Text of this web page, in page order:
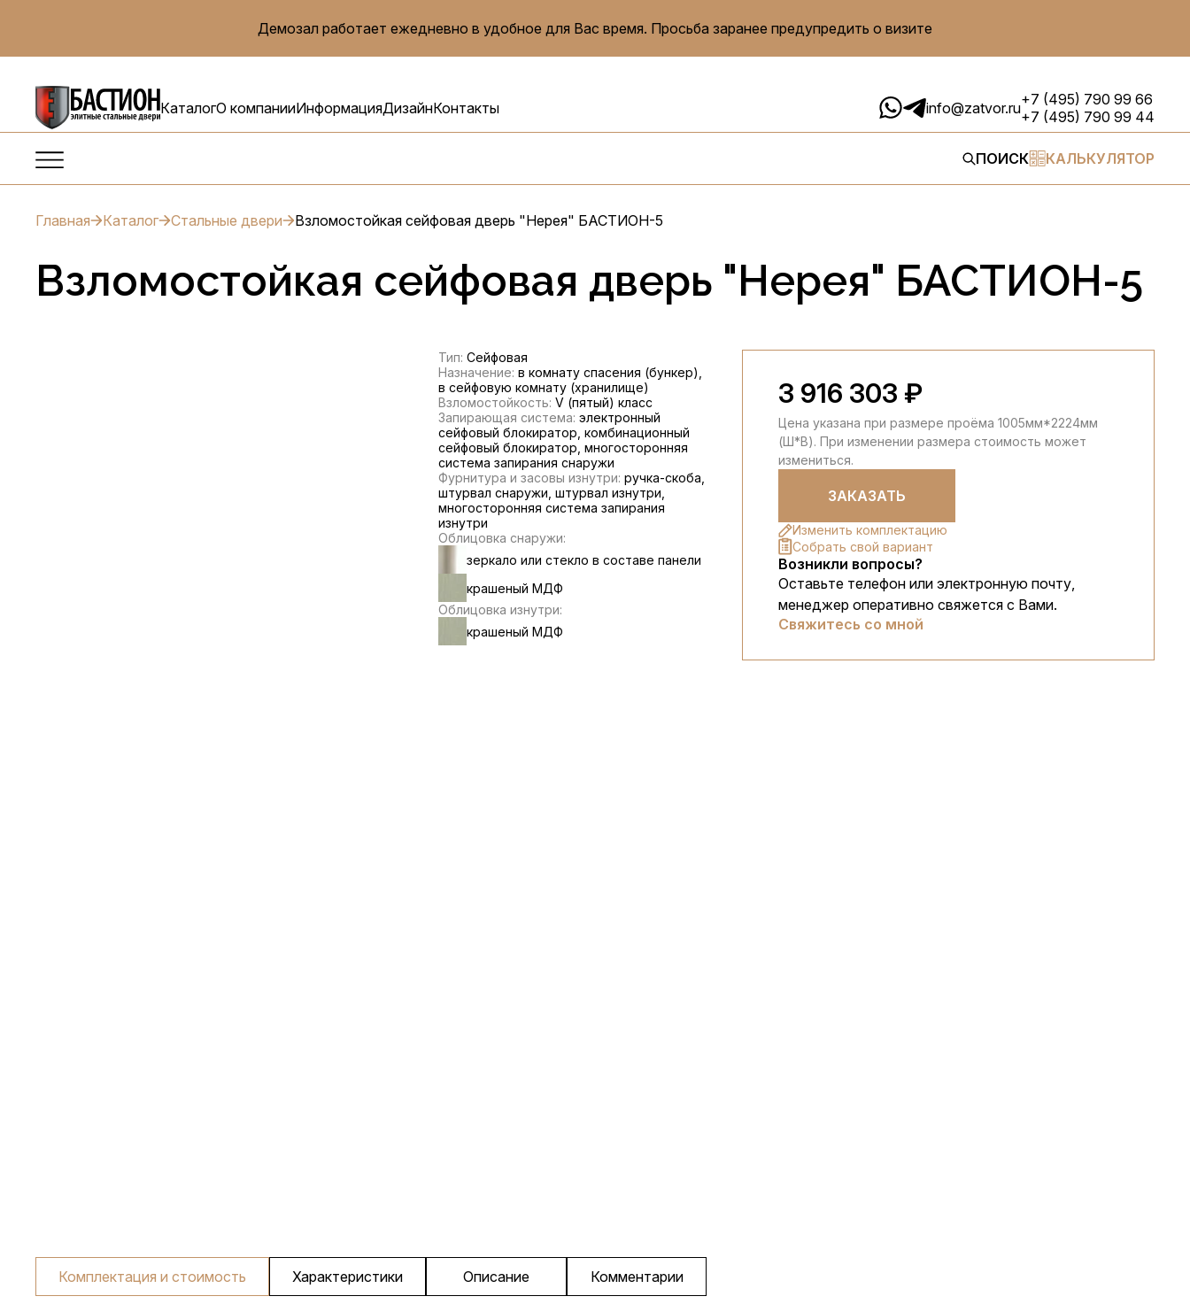
Демозал работает ежедневно в удобное для Вас время. Просьба заранее предупредить о визите
КаталогО компанииИнформацияДизайнКонтакты info@zatvor.ru+7 (495) 790 99 66
+7 (495) 790 99 44
ПОИСК КАЛЬКУЛЯТОР
Главная Каталог Стальные двери Взломостойкая сейфовая дверь "Нерея" БАСТИОН-5
Взломостойкая сейфовая дверь "Нерея" БАСТИОН-5
Тип: Сейфовая
Назначение: в комнату спасения (бункер),
в сейфовую комнату (хранилище)
Взломостойкость: V (пятый) класс
Запирающая система: электронный
сейфовый блокиратор, комбинационный
сейфовый блокиратор, многосторонняя
система запирания снаружи
Фурнитура и засовы изнутри: ручка-скоба,
штурвал снаружи, штурвал изнутри,
многосторонняя система запирания
изнутри
Облицовка снаружи:
зеркало или стекло в составе панели
крашеный МДФ
Облицовка изнутри:
крашеный МДФ
Комплектация и стоимость Характеристики Описание Комментарии
3 916 303 ₽
Цена указана при размере проёма 1005мм*2224мм
(Ш*В). При изменении размера стоимость может
измениться.
ЗАКАЗАТЬ
Изменить комплектацию
Собрать свой вариант
Возникли вопросы?
Оставьте телефон или электронную почту,
менеджер оперативно свяжется с Вами.
Свяжитесь со мной